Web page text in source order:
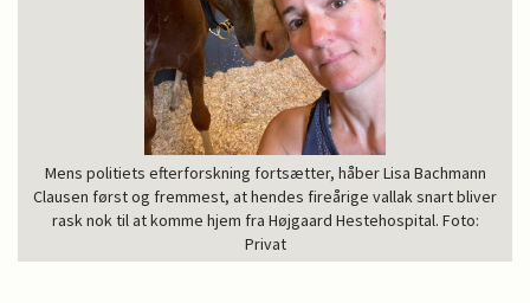
Mens politiets efterforskning fortsætter, håber Lisa Bachmann
Clausen først og fremmest, at hendes fireårige vallak snart bliver
rask nok til at komme hjem fra Højgaard Hestehospital. Foto:
Privat